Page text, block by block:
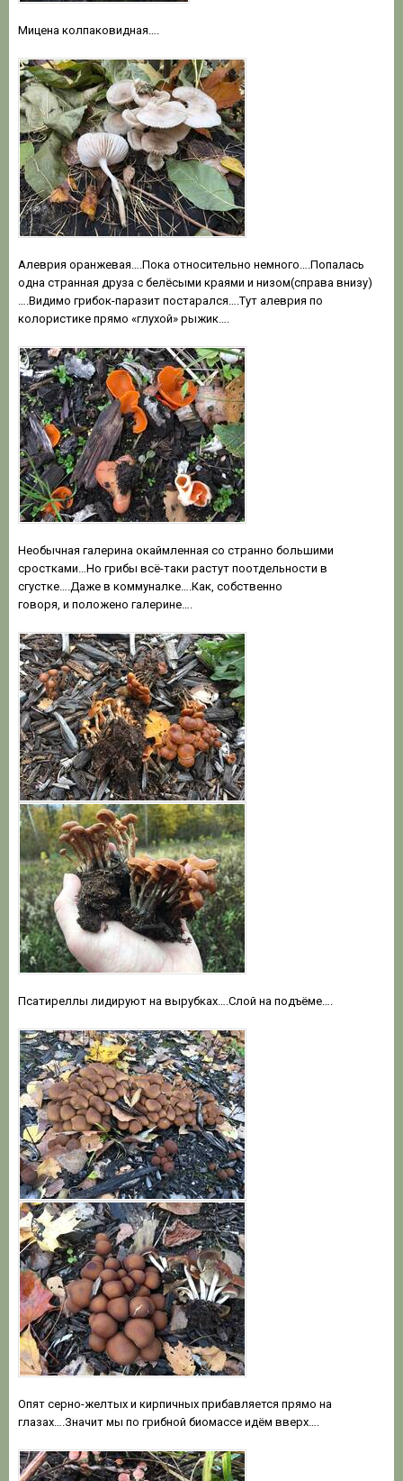
Мицена колпаковидная….
Алеврия оранжевая….Пока относительно немного….Попалась
одна странная друза с белёсыми краями и низом(справа внизу)
….Видимо грибок-паразит постарался….Тут алеврия по
колористике прямо «глухой» рыжик….
Необычная галерина окаймленная со странно большими
сростками…Но грибы всё-таки растут поотдельности в
сгустке….Даже в коммуналке….Как, собственно
говоря, и положено галерине….
Псатиреллы лидируют на вырубках….Слой на подъёме….
Опят серно-желтых и кирпичных прибавляется прямо на
глазах….Значит мы по грибной биомассе идём вверх….